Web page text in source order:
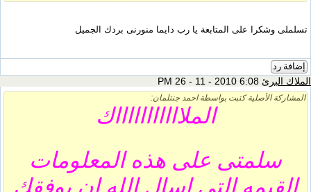
تسلملى وشكرا على المتابعة يا رب دايما منورنى بردك الجميل
إضافة رد
الملاك البرئ
المشاركة الأصلية كتبت بواسطة احمد جنتلمان:
الملاااااااااااك
سلمتى على هذه المعلومات
القيمه التى اسال الله ان يوفقك